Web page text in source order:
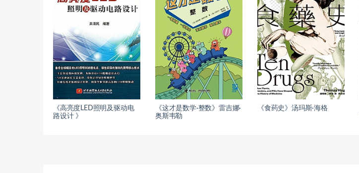
《高亮度LED照明及驱动电
路设计 》
《这才是数学·整数》雷吉娜·
奥斯韦勒
《食药史》汤玛斯·海格